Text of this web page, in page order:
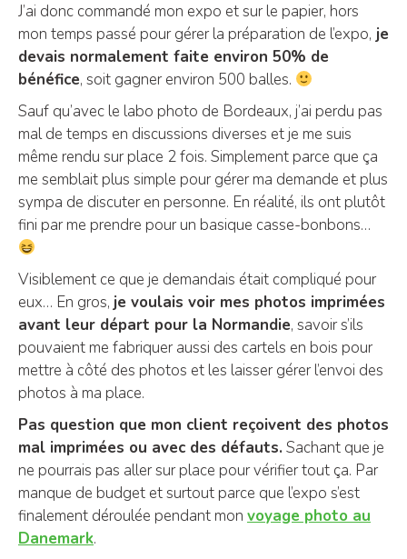
J’ai donc commandé mon expo et sur le papier, hors
mon temps passé pour gérer la préparation de l’expo, je
devais normalement faite environ 50% de
bénéfice, soit gagner environ 500 balles.
Sauf qu’avec le labo photo de Bordeaux, j’ai perdu pas
mal de temps en discussions diverses et je me suis
même rendu sur place 2 fois. Simplement parce que ça
me semblait plus simple pour gérer ma demande et plus
sympa de discuter en personne. En réalité, ils ont plutôt
fini par me prendre pour un basique casse-bonbons…
Visiblement ce que je demandais était compliqué pour
eux… En gros, je voulais voir mes photos imprimées
avant leur départ pour la Normandie, savoir s’ils
pouvaient me fabriquer aussi des cartels en bois pour
mettre à côté des photos et les laisser gérer l’envoi des
photos à ma place.
Pas question que mon client reçoivent des photos
mal imprimées ou avec des défauts. Sachant que je
ne pourrais pas aller sur place pour vérifier tout ça. Par
manque de budget et surtout parce que l’expo s’est
finalement déroulée pendant mon voyage photo au
Danemark.